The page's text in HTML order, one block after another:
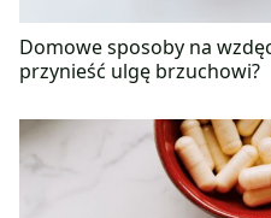
Domowe sposoby na
przynieść ulgę brzuchowi?